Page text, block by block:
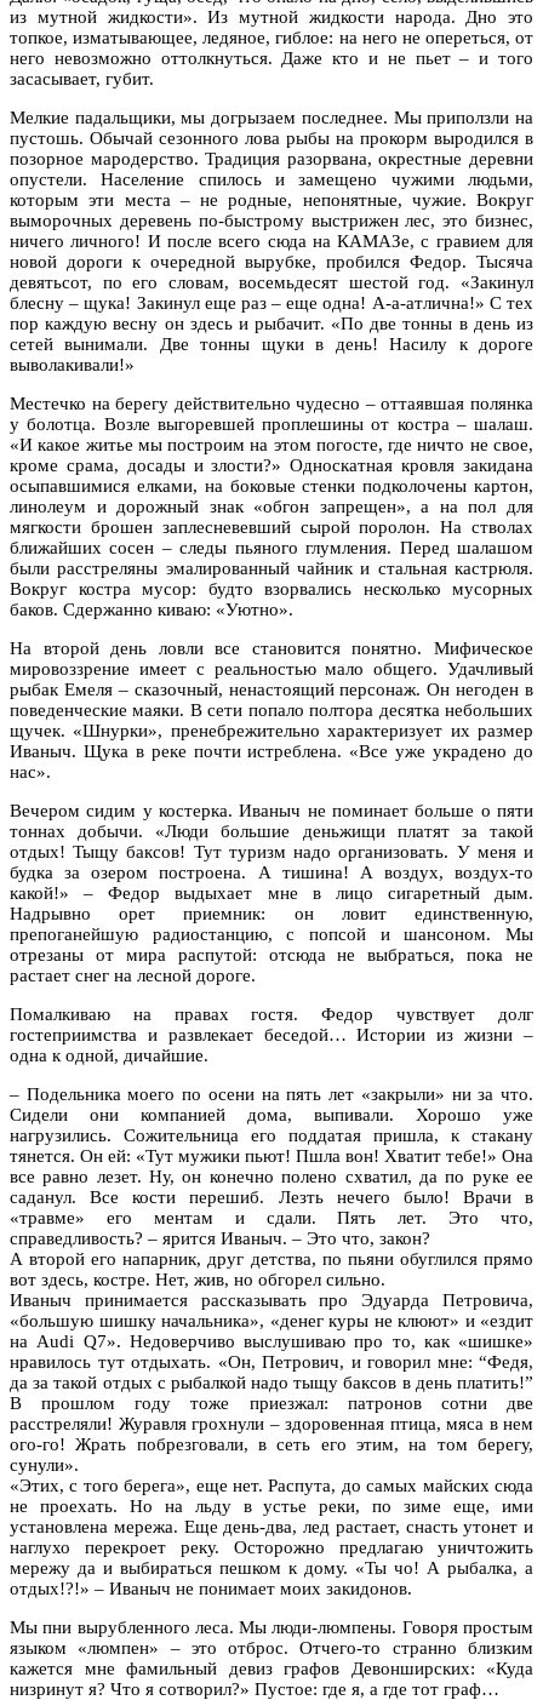
из мутной жидкости». Из мутной жидкости народа. Дно это
топкое, изматывающее, ледяное, гиблое: на него не опереться, от
него невозможно оттолкнуться. Даже кто и не пьет – и того
засасывает, губит.
Мелкие падальщики, мы догрызаем последнее. Мы приползли на
пустошь. Обычай сезонного лова рыбы на прокорм выродился в
позорное мародерство. Традиция разорвана, окрестные деревни
опустели. Население спилось и замещено чужими людьми,
которым эти места – не родные, непонятные, чужие. Вокруг
выморочных деревень по-быстрому выстрижен лес, это бизнес,
ничего личного! И после всего сюда на КАМАЗе, с гравием для
новой дороги к очередной вырубке, пробился Федор. Тысяча
девятьсот, по его словам, восемьдесят шестой год. «Закинул
блесну – щука! Закинул еще раз – еще одна! А-а-атлична!» С тех
пор каждую весну он здесь и рыбачит. «По две тонны в день из
сетей вынимали. Две тонны щуки в день! Насилу к дороге
выволакивали!»
Местечко на берегу действительно чудесно – оттаявшая полянка
у болотца. Возле выгоревшей проплешины от костра – шалаш.
«И какое житье мы построим на этом погосте, где ничто не свое,
кроме срама, досады и злости?» Односкатная кровля закидана
осыпавшимися елками, на боковые стенки подколочены картон,
линолеум и дорожный знак «обгон запрещен», а на пол для
мягкости брошен заплесневевший сырой поролон. На стволах
ближайших сосен – следы пьяного глумления. Перед шалашом
были расстреляны эмалированный чайник и стальная кастрюля.
Вокруг костра мусор: будто взорвались несколько мусорных
баков. Сдержанно киваю: «Уютно».
На второй день ловли все становится понятно. Мифическое
мировоззрение имеет с реальностью мало общего. Удачливый
рыбак Емеля – сказочный, ненастоящий персонаж. Он негоден в
поведенческие маяки. В сети попало полтора десятка небольших
щучек. «Шнурки», пренебрежительно характеризует их размер
Иваныч. Щука в реке почти истреблена. «Все уже украдено до
нас».
Вечером сидим у костерка. Иваныч не поминает больше о пяти
тоннах добычи. «Люди большие деньжищи платят за такой
отдых! Тыщу баксов! Тут туризм надо организовать. У меня и
будка за озером построена. А тишина! А воздух, воздух-то
какой!» – Федор выдыхает мне в лицо сигаретный дым.
Надрывно орет приемник: он ловит единственную,
препоганейшую радиостанцию, с попсой и шансоном. Мы
отрезаны от мира распутой: отсюда не выбраться, пока не
растает снег на лесной дороге.
Помалкиваю на правах гостя. Федор чувствует долг
гостеприимства и развлекает беседой… Истории из жизни –
одна к одной, дичайшие.
– Подельника моего по осени на пять лет «закрыли» ни за что.
Сидели они компанией дома, выпивали. Хорошо уже
нагрузились. Сожительница его поддатая пришла, к стакану
тянется. Он ей: «Тут мужики пьют! Пшла вон! Хватит тебе!» Она
все равно лезет. Ну, он конечно полено схватил, да по руке ее
саданул. Все кости перешиб. Лезть нечего было! Врачи в
«травме» его ментам и сдали. Пять лет. Это что,
справедливость? – ярится Иваныч. – Это что, закон?
А второй его напарник, друг детства, по пьяни обуглился прямо
вот здесь, костре. Нет, жив, но обгорел сильно.
Иваныч принимается рассказывать про Эдуарда Петровича,
«большую шишку начальника», «денег куры не клюют» и «ездит
на Audi Q7». Недоверчиво выслушиваю про то, как «шишке»
нравилось тут отдыхать. «Он, Петрович, и говорил мне: “Федя,
да за такой отдых с рыбалкой надо тыщу баксов в день платить!”
В прошлом году тоже приезжал: патронов сотни две
расстреляли! Журавля грохнули – здоровенная птица, мяса в нем
ого-го! Жрать побрезговали, в сеть его этим, на том берегу,
сунули».
«Этих, с того берега», еще нет. Распута, до самых майских сюда
не проехать. Но на льду в устье реки, по зиме еще, ими
установлена мережа. Еще день-два, лед растает, снасть утонет и
наглухо перекроет реку. Осторожно предлагаю уничтожить
мережу да и выбираться пешком к дому. «Ты чо! А рыбалка, а
отдых!?!» – Иваныч не понимает моих закидонов.
Мы пни вырубленного леса. Мы люди-люмпены. Говоря простым
языком «люмпен» – это отброс. Отчего-то странно близким
кажется мне фамильный девиз графов Девонширских: «Куда
низринут я? Что я сотворил?» Пустое: где я, а где тот граф…